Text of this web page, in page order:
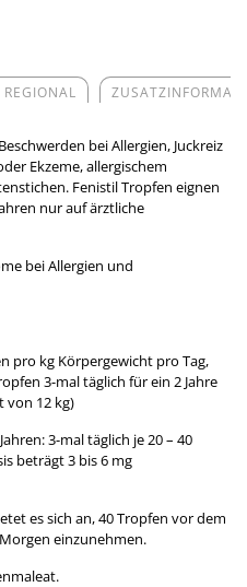
bei Allergien, Juckreiz
Ekzeme, allergischem
Fenistil Tropfen eignen
nur auf ärztliche
bei Allergien und
pro kg Körpergewicht pro Tag,
3-mal täglich für ein 2 Jahre
von 12 kg)
3-mal täglich je 20 – 40
beträgt 3 bis 6 mg
es sich an, 40 Tropfen vor dem
einzunehmen.